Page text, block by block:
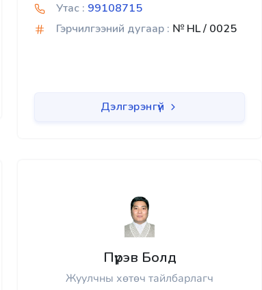
Утас : 99108715
Гэрчилгээний дугаар : № HL / 0025
Дэлгэрэнгүй
Пүрэв Болд
Жуулчны хөтөч тайлбарлагч